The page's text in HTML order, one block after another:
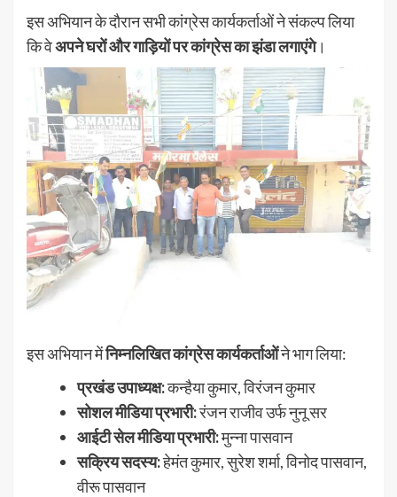
इस अभियान के दौरान सभी कांग्रेस कार्यकर्ताओं ने संकल्प लिया
कि वेअपने घरों और गाड़ियों पर कांग्रेस का झंडा लगाएंगे।
इस अभियान मेंनिम्नलिखित कांग्रेस कार्यकर्ताओंने भाग लिया:
प्रखंड उपाध्यक्ष:कन्हैया कुमार, विरंजन कुमार
सोशल मीडिया प्रभारी:रंजन राजीव उर्फ नुनू सर
आईटी सेल मीडिया प्रभारी:मुन्ना पासवान
सक्रिय सदस्य:हेमंत कुमार, सुरेश शर्मा, विनोद पासवान,
वीरू पासवान